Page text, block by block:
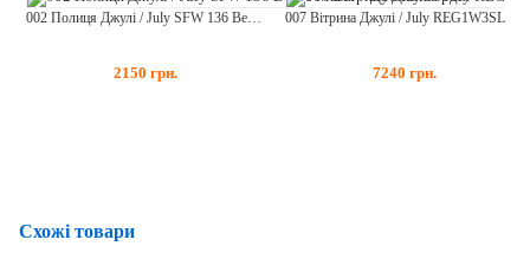
2150 грн. 7240 грн.
Схожі товари